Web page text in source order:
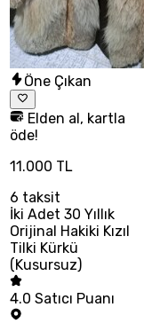
Öne Çıkan
Elden al, kartla
öde!
11.000 TL
6 taksit
İki Adet 30 Yıllık
Orijinal Hakiki Kızıl
Tilki Kürkü
(Kusursuz)
4.0 Satıcı Puanı